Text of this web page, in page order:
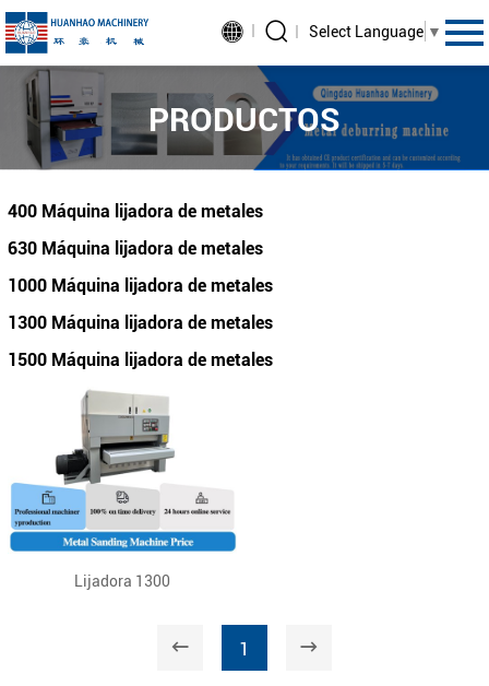
Select Language ▼
PRODUCTOS
400 Máquina lijadora de metales
630 Máquina lijadora de metales
1000 Máquina lijadora de metales
1300 Máquina lijadora de metales
1500 Máquina lijadora de metales
Lijadora 1300
1